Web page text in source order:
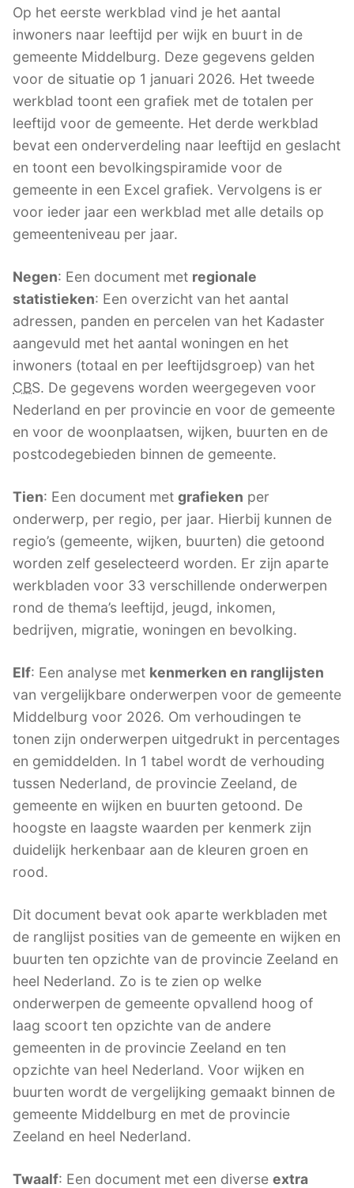
Op het eerste werkblad vind je het aantal
inwoners naar leeftijd per wijk en buurt in de
gemeente Middelburg. Deze gegevens gelden
voor de situatie op 1 januari 2026. Het tweede
werkblad toont een grafiek met de totalen per
leeftijd voor de gemeente. Het derde werkblad
bevat een onderverdeling naar leeftijd en geslacht
en toont een bevolkingspiramide voor de
gemeente in een Excel grafiek. Vervolgens is er
voor ieder jaar een werkblad met alle details op
gemeenteniveau per jaar.
Negen: Een document met regionale
statistieken: Een overzicht van het aantal
adressen, panden en percelen van het Kadaster
aangevuld met het aantal woningen en het
inwoners (totaal en per leeftijdsgroep) van het
CBS. De gegevens worden weergegeven voor
Nederland en per provincie en voor de gemeente
en voor de woonplaatsen, wijken, buurten en de
postcodegebieden binnen de gemeente.
Tien: Een document met grafieken per
onderwerp, per regio, per jaar. Hierbij kunnen de
regio’s (gemeente, wijken, buurten) die getoond
worden zelf geselecteerd worden. Er zijn aparte
werkbladen voor 33 verschillende onderwerpen
rond de thema’s leeftijd, jeugd, inkomen,
bedrijven, migratie, woningen en bevolking.
Elf: Een analyse met kenmerken en ranglijsten
van vergelijkbare onderwerpen voor de gemeente
Middelburg voor 2026. Om verhoudingen te
tonen zijn onderwerpen uitgedrukt in percentages
en gemiddelden. In 1 tabel wordt de verhouding
tussen Nederland, de provincie Zeeland, de
gemeente en wijken en buurten getoond. De
hoogste en laagste waarden per kenmerk zijn
duidelijk herkenbaar aan de kleuren groen en
rood.
Dit document bevat ook aparte werkbladen met
de ranglijst posities van de gemeente en wijken en
buurten ten opzichte van de provincie Zeeland en
heel Nederland. Zo is te zien op welke
onderwerpen de gemeente opvallend hoog of
laag scoort ten opzichte van de andere
gemeenten in de provincie Zeeland en ten
opzichte van heel Nederland. Voor wijken en
buurten wordt de vergelijking gemaakt binnen de
gemeente Middelburg en met de provincie
Zeeland en heel Nederland.
Twaalf: Een document met een diverse extra